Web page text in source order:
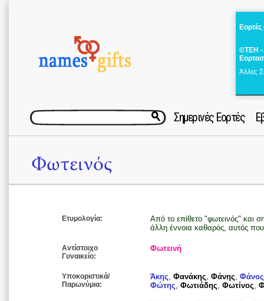
Εορτές
©ΤΕΗ -
Άλλες
Σημερινές Εορτές
Φωτεινός
Ετυμολογία:
Από το επίθετο "φωτεινός" και
άλλη έννοια καθαρός, αυτός που
Αντίστοιχο
Γυναικείο:
Φωτεινή
Υποκοριστικά/
Παρωνύμια:
Άκης, Φανάκης, Φάνης, Φάνος
Φώτης, Φωτιάδης, Φωτίνος,